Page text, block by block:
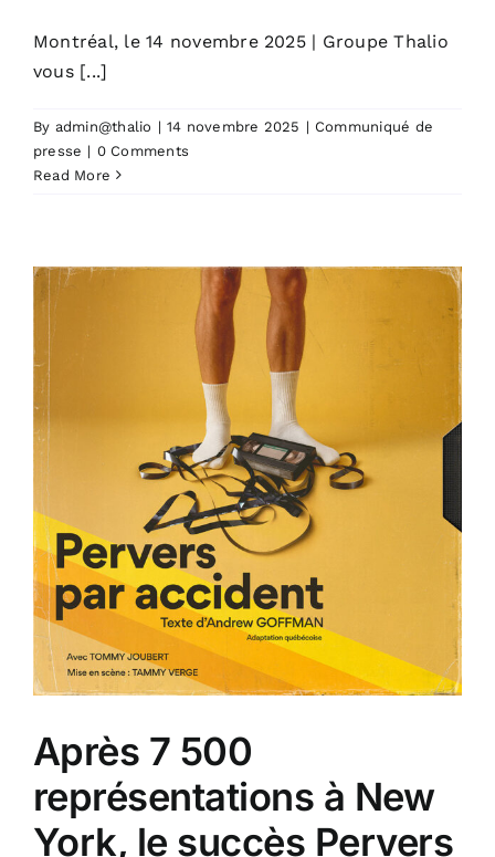
Montréal, le 14 novembre 2025 | Groupe Thalio
vous [...]
By admin@thalio | 14 novembre 2025 | Communiqué de
presse | 0 Comments
Read More
Après 7 500
représentations à New
York, le succès Pervers